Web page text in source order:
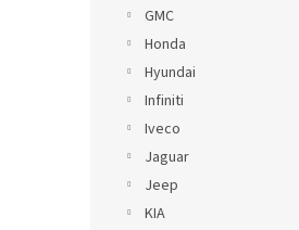
GMC
Honda
Hyundai
Infiniti
Iveco
Jaguar
Jeep
KIA